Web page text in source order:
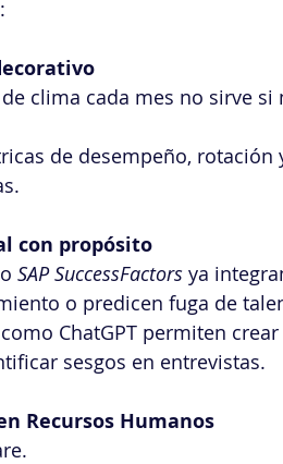
clima cada mes no sirve si
de desempeño, rotación
con propósito
SAP SuccessFactors ya
o predicen fuga de
ChatGPT permiten
sesgos en entrevistas.
Recursos Humanos